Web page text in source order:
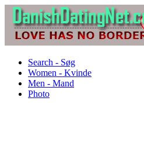
Search - Søg
Women - Kvinde
Men - Mand
Photo